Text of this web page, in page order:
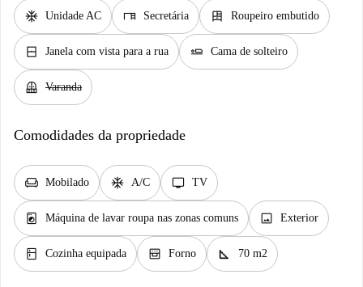
ac_unit Unidade AC desk Secretária dresser Roupeiro embutido
window_closed Janela com vista para a rua airline_seat_flat Cama de solteiro
balcony Varanda
Comodidades da propriedade
chair Mobilado ac_unit A/C tv TV
local_laundry_service Máquina de lavar roupa nas zonas comuns image Exterior
kitchen Cozinha equipada oven_gen Forno square_foot 70 m2